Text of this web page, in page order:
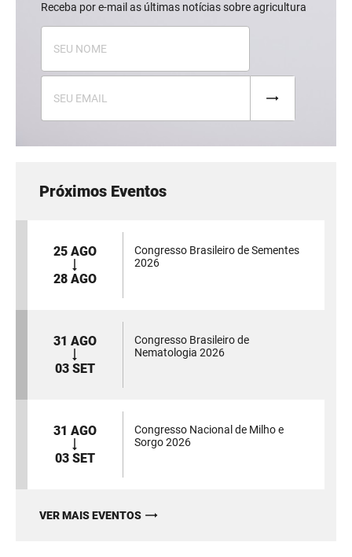
Receba por e-mail as últimas notícias sobre agricultura
Próximos Eventos
25 AGO
28 AGO
Congresso Brasileiro de Sementes
2026
31 AGO
03 SET
Congresso Brasileiro de
Nematologia 2026
31 AGO
03 SET
Congresso Nacional de Milho e
Sorgo 2026
VER MAIS EVENTOS